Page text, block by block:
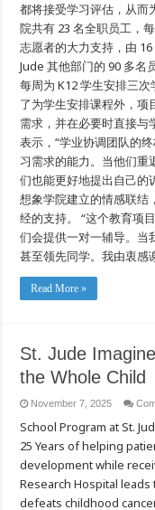
都将接受学习评估，从而
院共有 23 名全职员工，
志愿者的大力支持，由
Jude 其他部门的 90 多名
每周为 K12 学生安排三
了为学生安排课程外，项
需求，并在必要时直接与
表示，“学业协调团队的
习需求的能力。当他们重
们也能更好地提出自己的
想象学院建立的情感联结
经的支持。 “这个教育项
们会提供一对一辅导。当
甚至领先同学。我由衷感
Read More »
St. Jude
the Whole Child
November 7, 2025
School Program at St.
25 Years of helping
development while
Research Hospital
defeats childhood